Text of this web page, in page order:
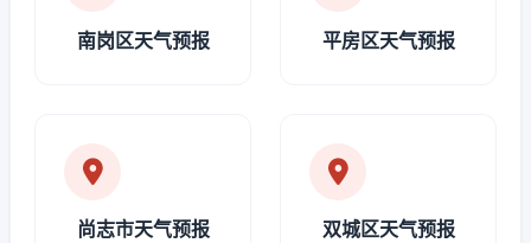
南岗区天气预报 平房区天气预报
尚志市天气预报 双城区天气预报